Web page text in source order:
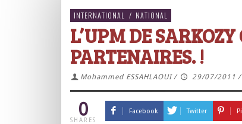
INTERNATIONAL / NATIONAL
L’UPM DE
PARTENAIRES. !
Mohammed ESSAHLAOUI / 29/07/2011 /
0
SHARES
Facebook Twitter